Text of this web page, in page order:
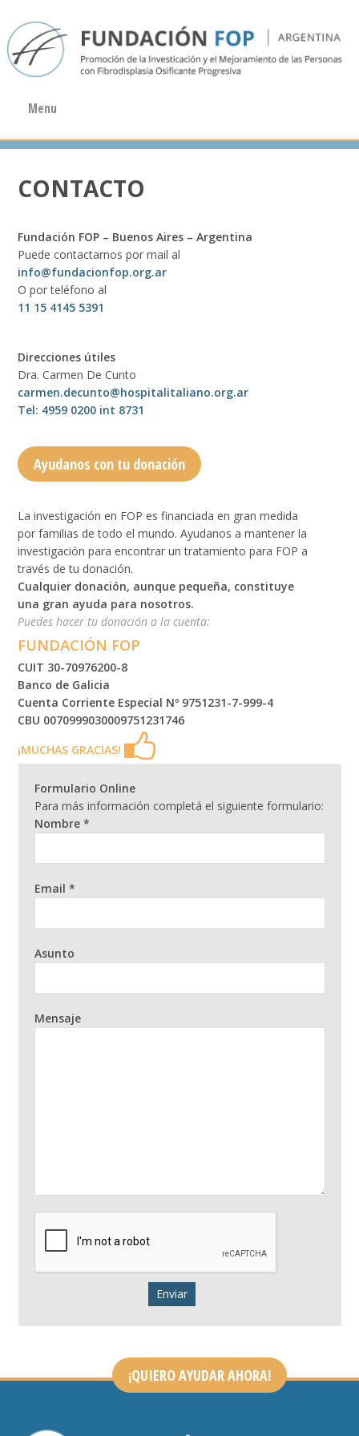
Menu
CONTACTO
Fundación FOP – Buenos Aires – Argentina
Puede contactarnos por mail al
info@fundacionfop.org.ar
O por teléfono al
11 15 4145 5391
Direcciones útiles
Dra. Carmen De Cunto
carmen.decunto@hospitalitaliano.org.ar
Tel: 4959 0200 int 8731
Ayudanos con tu donación
La investigación en FOP es financiada en gran medida
por familias de todo el mundo. Ayudanos a mantener la
investigación para encontrar un tratamiento para FOP a
través de tu donación.
Cualquier donación, aunque pequeña, constituye
una gran ayuda para nosotros.
Puedes hacer tu donación a la cuenta:
FUNDACIÓN FOP
CUIT 30-70976200-8
Banco de Galicia
Cuenta Corriente Especial Nº 9751231-7-999-4
CBU 0070999030009751231746
¡MUCHAS GRACIAS!
Formulario Online
Para más información completá el siguiente formulario:
Nombre *
Email *
Asunto
Mensaje
¡QUIERO AYUDAR AHORA!